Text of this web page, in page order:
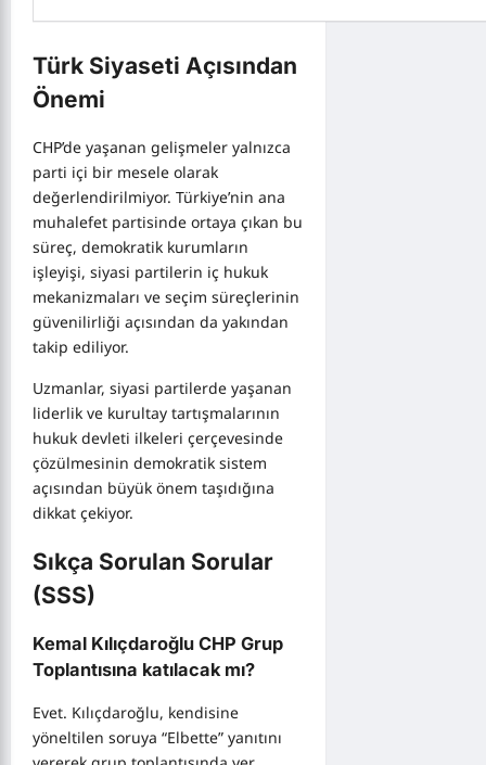
Türk Siyaseti Açısından
Önemi
CHP’de yaşanan gelişmeler yalnızca
parti içi bir mesele olarak
değerlendirilmiyor. Türkiye’nin ana
muhalefet partisinde ortaya çıkan bu
süreç, demokratik kurumların
işleyişi, siyasi partilerin iç hukuk
mekanizmaları ve seçim süreçlerinin
güvenilirliği açısından da yakından
takip ediliyor.
Uzmanlar, siyasi partilerde yaşanan
liderlik ve kurultay tartışmalarının
hukuk devleti ilkeleri çerçevesinde
çözülmesinin demokratik sistem
açısından büyük önem taşıdığına
dikkat çekiyor.
Sıkça Sorulan Sorular
(SSS)
Kemal Kılıçdaroğlu CHP Grup
Toplantısına katılacak mı?
Evet. Kılıçdaroğlu, kendisine
yöneltilen soruya “Elbette” yanıtını